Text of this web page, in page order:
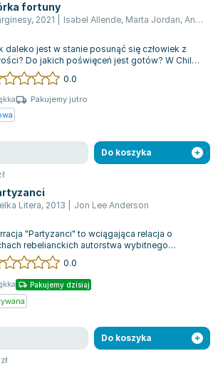
fortuny
, 2021 Isabel Allende, Marta Jordan, Anna Sawicka-Chrapkowicz
daleko jest w stanie posunąć się człowiek z
Do jakich poświęceń jest gotów? W Chile,
połowie XIX wieku, przed drzwi...
0.0
Pakujemy jutro
Do koszyka
Litera, 2013 Jon Lee Anderson
"Partyzanci" to wciągająca relacja o
rebelianckich autorstwa wybitnego
reportera, Andersona. W tej...
0.0
Pakujemy dzisiaj
zł
Do koszyka